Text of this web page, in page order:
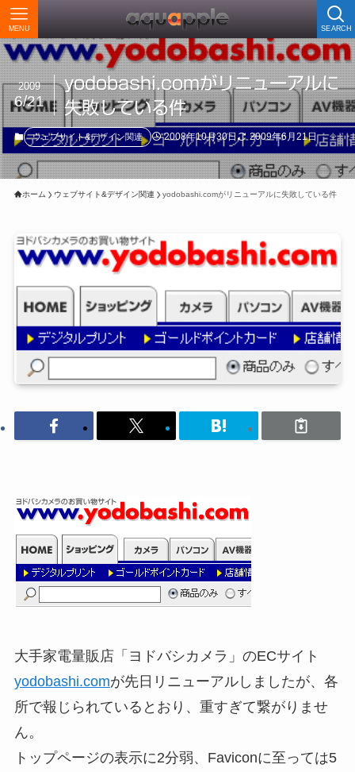
SEARCH
MENU
yodobashi.comがリニューアルに
失敗している件
2009
6/21
ウェブサイト&デザイン関連 2008年10月30日 2009年6月21日
ホーム ウェブサイト&デザイン関連 yodobashi.comがリニューアルに失敗している件
大手家電量販店「ヨドバシカメラ」のECサイト
yodobashi.comが先日リニューアルしましたが、各
所で報じられているとおり、重すぎて繋がりませ
ん。
トップページの表示に2分弱、Faviconに至っては5